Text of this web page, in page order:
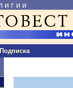
Подписка